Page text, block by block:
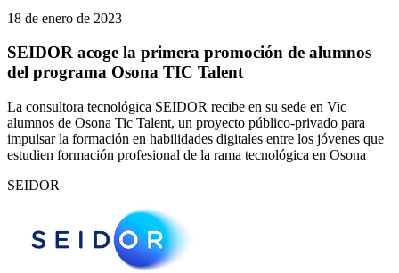
18 de enero de 2023
SEIDOR acoge la primera promoción de alumnos
del programa Osona TIC Talent
La consultora tecnológica SEIDOR recibe en su sede en Vic
alumnos de Osona Tic Talent, un proyecto público-privado para
impulsar la formación en habilidades digitales entre los jóvenes que
estudien formación profesional de la rama tecnológica en Osona
SEIDOR